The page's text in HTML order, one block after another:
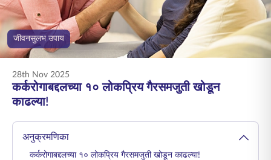
ENGLISH
ऑनलाइन खरेदी करा प्रीमियम भरा
जीवनसुलभ उपाय
28th Nov 2025
कर्करोगाबद्दलच्या १० लोकप्रिय गैरसमजुती खोडून
काढल्या!
अनुक्रमणिका
कर्करोगाबद्दलच्या १० लोकप्रिय गैरसमजुती खोडून काढल्या!